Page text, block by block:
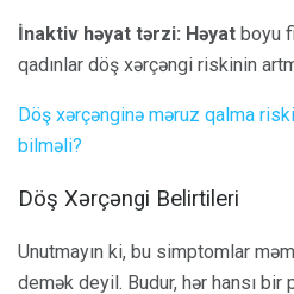
İnaktiv həyat tərzi: Həyat boyu
qadınlar döş xərçəngi riskinin
Döş xərçənginə məruz qalma
bilməli?
Döş Xərçəngi Belirtileri
Unutmayın ki, bu simptomlar
demək deyil. Budur, hər hansı bir